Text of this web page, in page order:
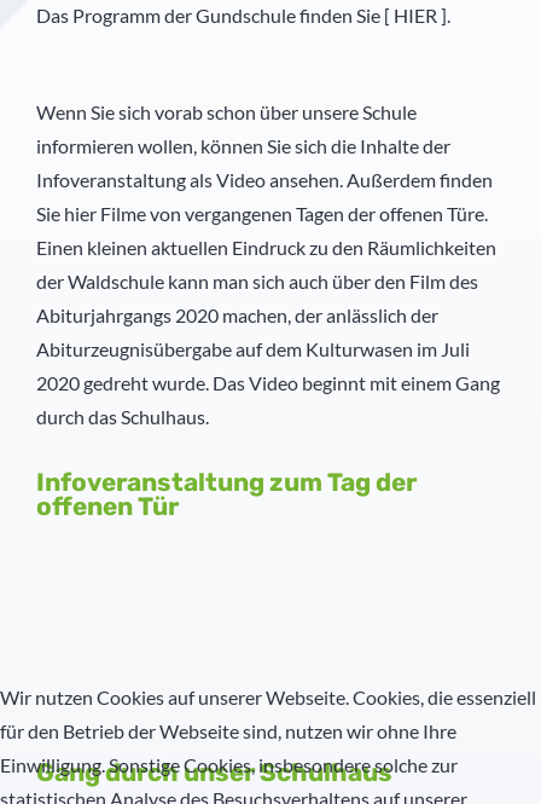
Das Programm der Gundschule finden Sie [ HIER ].
Wenn Sie sich vorab schon über unsere Schule
informieren wollen, können Sie sich die Inhalte der
Infoveranstaltung als Video ansehen. Außerdem finden
Sie hier Filme von vergangenen Tagen der offenen Türe.
Einen kleinen aktuellen Eindruck zu den Räumlichkeiten
der Waldschule kann man sich auch über den Film des
Abiturjahrgangs 2020 machen, der anlässlich der
Abiturzeugnisübergabe auf dem Kulturwasen im Juli
2020 gedreht wurde. Das Video beginnt mit einem Gang
durch das Schulhaus.
Infoveranstaltung zum Tag der
offenen Tür
Gang durch unser Schulhaus
Wir nutzen Cookies auf unserer Webseite. Cookies, die essenziell
für den Betrieb der Webseite sind, nutzen wir ohne Ihre
Einwilligung. Sonstige Cookies, insbesondere solche zur
statistischen Analyse des Besuchsverhaltens auf unserer
Außerunterrichtliche Veranstaltungen
Schülernachhilfe
Verwaltung
Hauswirtschaft
Freunde
Partner